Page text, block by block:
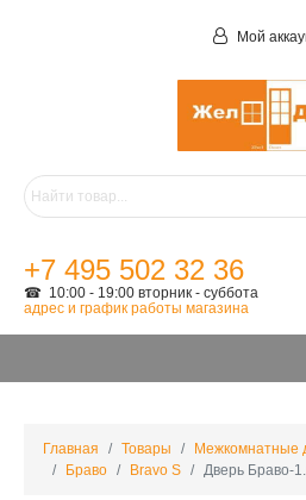
Мой
+7 495 502 32 36
☎ 10:00 - 19:00 вторник - суббота
адрес и график работы магазина
Главная Товары Межкомнатные
Браво
Bravo S Дверь Браво-